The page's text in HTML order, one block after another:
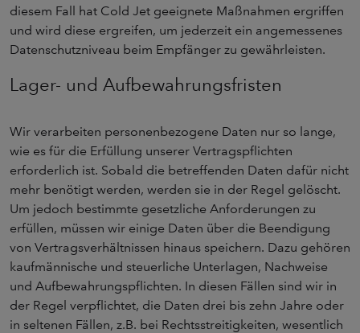
diesem Fall hat Cold Jet geeignete Maßnahmen ergriffen
und wird diese ergreifen, um jederzeit ein angemessenes
Datenschutzniveau beim Empfänger zu gewährleisten.
Lager- und Aufbewahrungsfristen
Wir verarbeiten personenbezogene Daten nur so lange,
wie es für die Erfüllung unserer Vertragspflichten
erforderlich ist. Sobald die betreffenden Daten dafür nicht
mehr benötigt werden, werden sie in der Regel gelöscht.
Um jedoch bestimmte gesetzliche Anforderungen zu
erfüllen, müssen wir einige Daten über die Beendigung
von Vertragsverhältnissen hinaus speichern. Dazu gehören
kaufmännische und steuerliche Unterlagen, Nachweise
und Aufbewahrungspflichten. In diesen Fällen sind wir in
der Regel verpflichtet, die Daten drei bis zehn Jahre oder
in seltenen Fällen, z.B. bei Rechtsstreitigkeiten, wesentlich